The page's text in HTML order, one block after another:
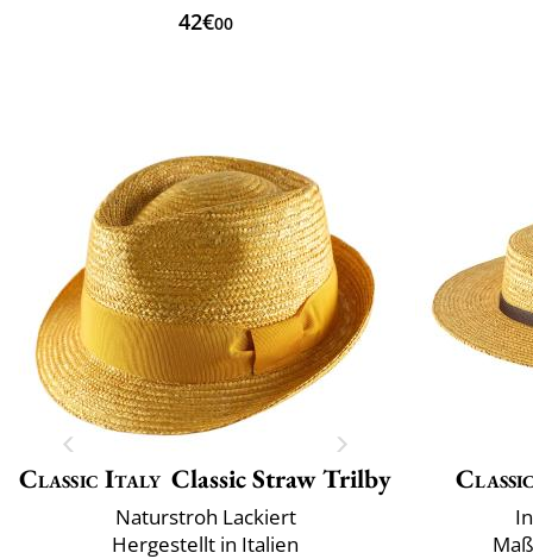
42€00
Classic Italy Classic Straw Trilby
Naturstroh Lackiert
Hergestellt in Italien